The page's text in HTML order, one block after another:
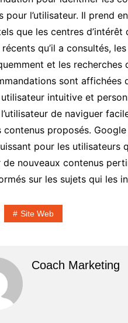
pour l’utilisateur. Il prend
que les centres d’intérêt
qu’il a consultés, les
et les recherches
sont affichées
intuitive et
de naviguer
proposés.
pour les utilisateurs
nouveaux contenus
sur les sujets qui les
Site Web
Coach Marketing